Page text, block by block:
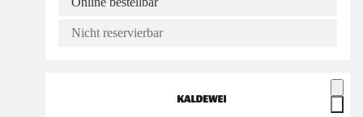
Nicht reservierbar